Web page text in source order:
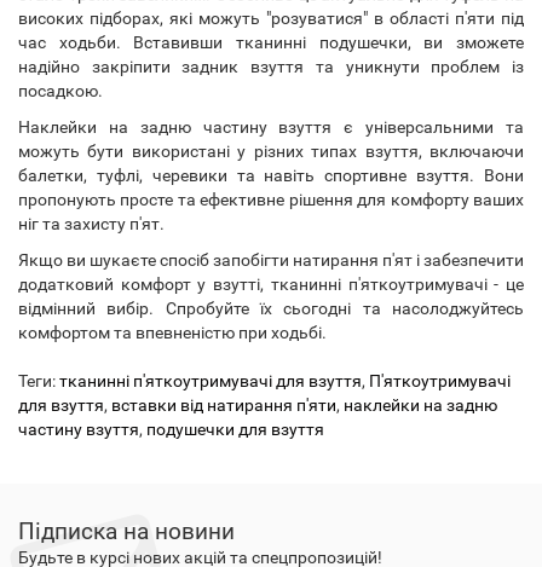
високих підборах, які можуть "розуватися" в області п'яти під
час ходьби. Вставивши тканинні подушечки, ви зможете
надійно закріпити задник взуття та уникнути проблем із
посадкою.
Наклейки на задню частину взуття є універсальними та
можуть бути використані у різних типах взуття, включаючи
балетки, туфлі, черевики та навіть спортивне взуття. Вони
пропонують просте та ефективне рішення для комфорту ваших
ніг та захисту п'ят.
Якщо ви шукаєте спосіб запобігти натирання п'ят і забезпечити
додатковий комфорт у взутті, тканинні п'яткоутримувачі - це
відмінний вибір. Спробуйте їх сьогодні та насолоджуйтесь
комфортом та впевненістю при ходьбі.
Теги:тканинні п'яткоутримувачі для взуття, П'яткоутримувачі
для взуття, вставки від натирання п'яти, наклейки на задню
частину взуття, подушечки для взуття
Підписка на новини
Будьте в курсі нових акцій та спецпропозицій!